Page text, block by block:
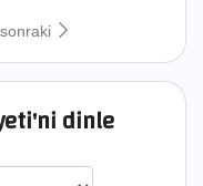
sonraki
dinle